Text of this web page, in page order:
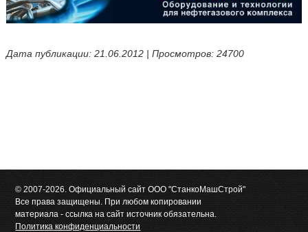
Дата публикации: 21.06.2012 | Просмотров: 24700
© 2007-2026. Официальный сайт ООО "СтанкоМашСтрой"
Все права защищены. При любом копировании
материала - ссылка на сайт источник обязательна.
Политика конфиденциальности